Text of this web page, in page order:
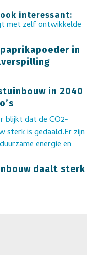
interessant:
in
in 2040
daalt sterk